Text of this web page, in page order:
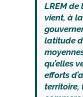
LREM de
vient, à
latitude
qu’elles
efforts
territoire,